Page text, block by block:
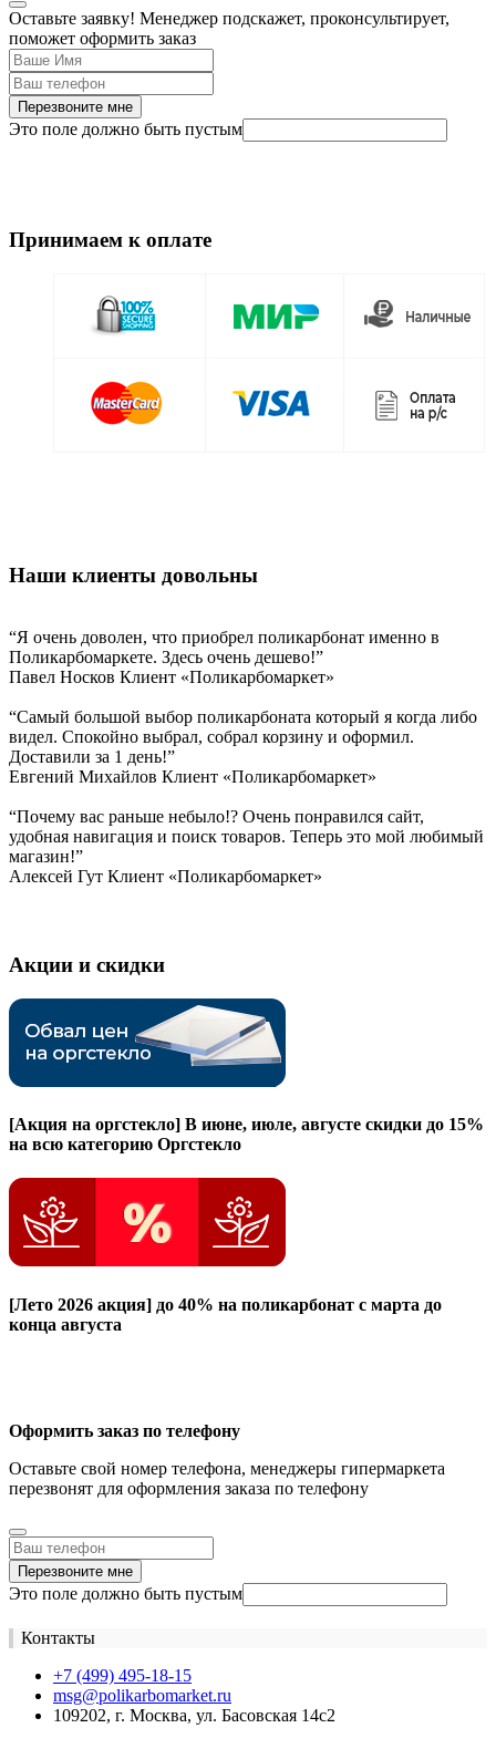
Оставьте заявку! Менеджер подскажет, проконсультирует,
поможет оформить заказ
Перезвоните мне
Это поле должно быть пустым
Принимаем к оплате
Наши клиенты довольны
“Я очень доволен, что приобрел поликарбонат именно в
Поликарбомаркете. Здесь очень дешево!”
Павел Носков Клиент «Поликарбомаркет»
“Самый большой выбор поликарбоната который я когда либо
видел. Спокойно выбрал, собрал корзину и оформил.
Доставили за 1 день!”
Евгений Михайлов Клиент «Поликарбомаркет»
“Почему вас раньше небыло!? Очень понравился сайт,
удобная навигация и поиск товаров. Теперь это мой любимый
магазин!”
Алексей Гут Клиент «Поликарбомаркет»
Акции и скидки
[Акция на оргстекло] В июне, июле, августе скидки до 15%
на всю категорию Оргстекло
[Лето 2026 акция] до 40% на поликарбонат с марта до
конца августа
Оформить заказ по телефону
Оставьте свой номер телефона, менеджеры гипермаркета
перезвонят для оформления заказа по телефону
Перезвоните мне
Это поле должно быть пустым
Контакты
+7 (499) 495-18-15
msg@polikarbomarket.ru
109202, г. Москва, ул. Басовская 14с2